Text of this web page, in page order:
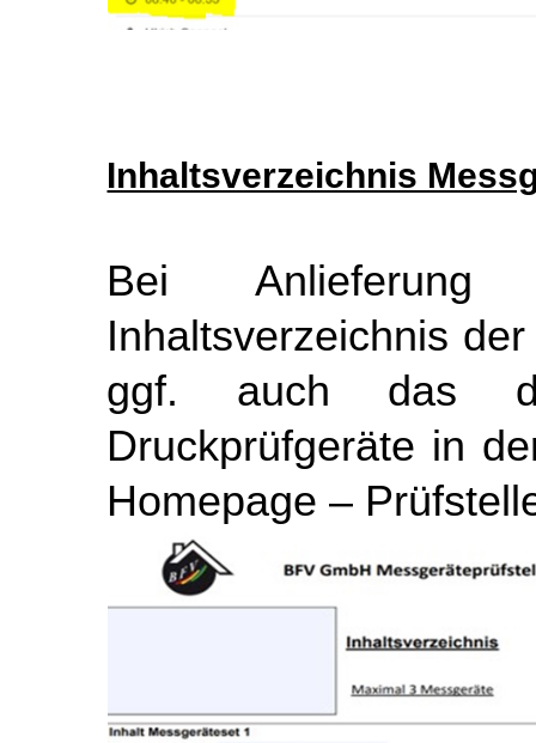
Inhaltsverzeichnis
Bei
Inhaltsverzeichnis
ggf. auch das
Druckprüfgeräte in
Homepage –